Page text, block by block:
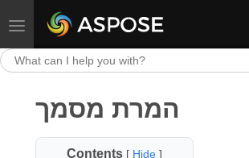
Toggle navigation
המרת מסמך
Contents [ Hide]